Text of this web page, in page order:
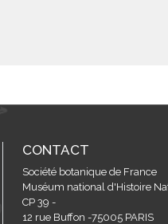
CONTACT
Société botanique de France
Muséum national d'Histoire
CP 39 -
12 rue Buffon -75005 PARIS